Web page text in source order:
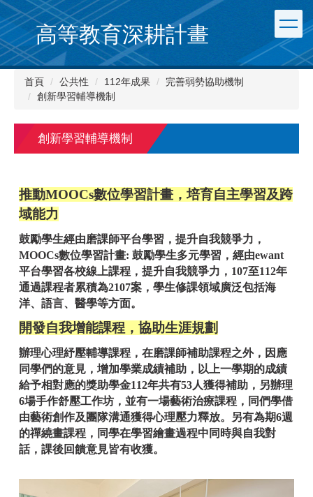
跳
到
主
要
內
高等教育深耕計畫
首頁 公共性 112年成果
完善弱勢協助機制
創新學習輔導機制
創新學習輔導機制
推動MOOCs數位學習計畫，培育自主學習及跨
域能力
鼓勵學生經由磨課師平台學習，提升自我競爭力，
MOOCs數位學習計畫: 鼓勵學生多元學習，經由ewant
平台學習各校線上課程，提升自我競爭力，107至112年
通過課程者累積為2107案，學生修課領域廣泛包括海
洋、語言、醫學等方面。
開發自我增能課程，協助生涯規劃
辦理心理紓壓輔導課程，在磨課師補助課程之外，因應
同學們的意見，增加學業成績補助，以上一學期的成績
給予相對應的獎助學金112年共有53人獲得補助，另辦理
6場手作舒壓工作坊，並有一場藝術治療課程，同們學借
由藝術創作及團隊溝通獲得心理壓力釋放。另有為期6週
的禪繞畫課程，同學在學習繪畫過程中同時與自我對
話，課後回饋意見皆有收獲。